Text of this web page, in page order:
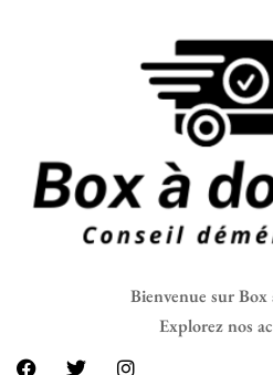
Bienvenue sur
Explorez nos